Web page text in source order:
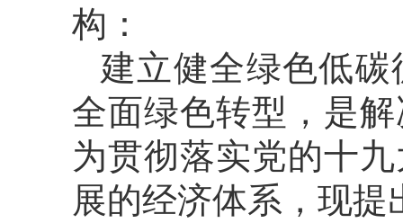
构：
建立健全绿色低
全面绿色转型，是
为贯彻落实党的十
展的经济体系，现提